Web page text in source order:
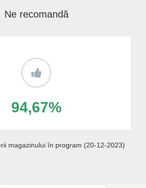
Ne recomandă
94,67%
magazinului în program (20-12-2023)